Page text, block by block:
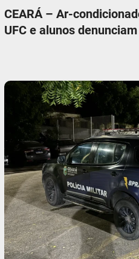
CEARÁ – Ar-
UFC e alunos